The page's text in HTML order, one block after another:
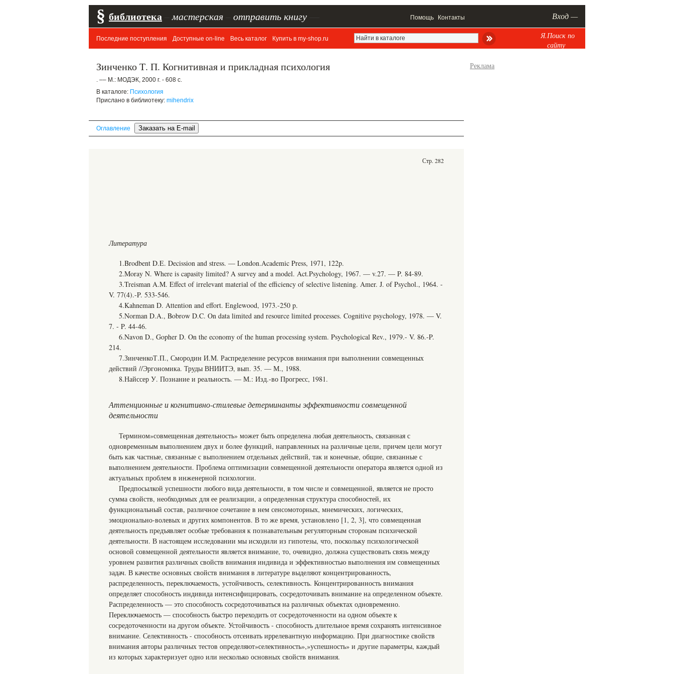
§ библиотека мастерская отправить книгу Помощь Контакты Вход —
Последние поступления Доступные on-line Весь каталог Купить в my-shop.ru
Я.Поиск по
сайту
Зинченко Т. П. Когнитивная и прикладная психология
. –– М.: МОДЭК, 2000 г. - 608 с.
В каталоге: Психология
Прислано в библиотеку: mihendrix
Оглавление
Стр. 282
Литература
1.Brodbent D.E. Decission and stress. — London.Academic Press, 1971, 122p.
2.Moray N. Where is capasity limited? A survey and a model. Act.Psychology, 1967. — v.27. — P. 84-89.
3.Treisman A.M. Effect of irrelevant material of the efficiency of selective listening. Amer. J. of Psychol., 1964. -
V. 77(4).-P. 533-546.
4.Kahneman D. Attention and effort. Englewood, 1973.-250 p.
5.Norman D.A., Bobrow D.C. On data limited and resource limited processes. Cognitive psychology, 1978. — V.
7. - P. 44-46.
6.Navon D., Gopher D. On the economy of the human processing system. Psychological Rev., 1979.- V. 86.-P.
214.
7.ЗинченкоТ.П., Смородин И.М. Распределение ресурсов внимания при выполнении совмещенных
действий //Эргономика. Труды ВНИИТЭ, вып. 35. — М., 1988.
8.Найссер У. Познание и реальность. — М.: Изд.-во Прогресс, 1981.
Аттенционные и когнитивно-стилевые детерминанты эффективности совмещенной
деятельности
Термином»совмещенная деятельность» может быть определена любая деятельность, связанная с
одновременным выполнением двух и более функций, направленных на различные цели, причем цели могут
быть как частные, связанные с выполнением отдельных действий, так и конечные, общие, связанные с
выполнением деятельности. Проблема оптимизации совмещенной деятельности оператора является одной из
актуальных проблем в инженерной психологии.
Предпосылкой успешности любого вида деятельности, в том числе и совмещенной, является не просто
сумма свойств, необходимых для ее реализации, а определенная структура способностей, их
функциональный состав, различное сочетание в нем сенсомоторных, мнемических, логических,
эмоционально-волевых и других компонентов. В то же время, установлено [1, 2, 3], что совмещенная
деятельность предъявляет особые требования к познавательным регуляторным сторонам психической
деятельности. В настоящем исследовании мы исходили из гипотезы, что, поскольку психологической
основой совмещенной деятельности является внимание, то, очевидно, должна существовать связь между
уровнем развития различных свойств внимания индивида и эффективностью выполнения им совмещенных
задач. В качестве основных свойств внимания в литературе выделяют концентрированность,
распределенность, переключаемость, устойчивость, селективность. Концентрированность внимания
определяет способность индивида интенсифицировать, сосредоточивать внимание на определенном объекте.
Распределенность — это способность сосредоточиваться на различных объектах одновременно.
Переключаемость — способность быстро переходить от сосредоточенности на одном объекте к
сосредоточенности на другом объекте. Устойчивость - способность длительное время сохранять интенсивное
внимание. Селективность - способность отсеивать иррелевантную информацию. При диагностике свойств
внимания авторы различных тестов определяют»селективность»,»успешность» и другие параметры, каждый
из которых характеризует одно или несколько основных свойств внимания.
Реклама